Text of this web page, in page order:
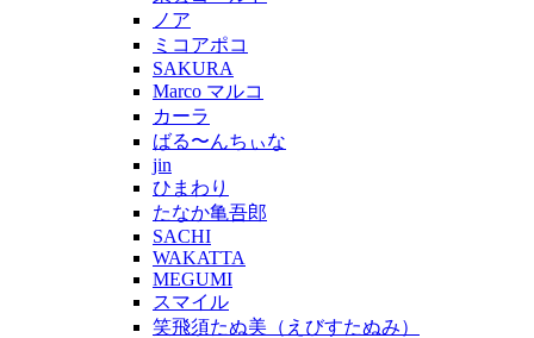
ノア
ミコアポコ
SAKURA
Marco マルコ
カーラ
ばる〜んちぃな
jin
ひまわり
たなか亀吾郎
SACHI
WAKATTA
MEGUMI
スマイル
笑飛須たぬ美（えびすたぬみ）